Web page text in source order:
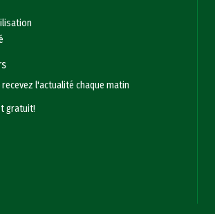
l'actualité chaque matin
gratuit!